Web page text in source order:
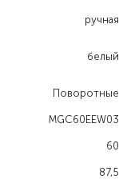
ручная
белый
Поворотные
MGC60EEW03
60
87,5